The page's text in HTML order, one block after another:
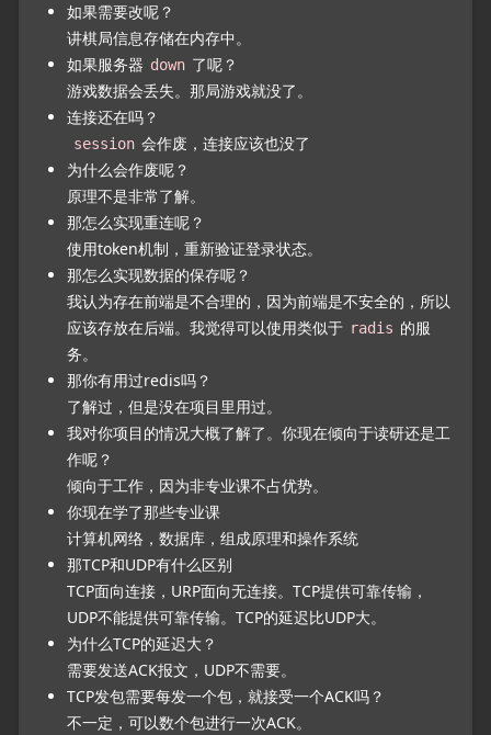
如果需要改呢？
讲棋局信息存储在内存中。
如果服务器 down 了呢？
游戏数据会丢失。那局游戏就没了。
连接还在吗？
session 会作废，连接应该也没了
为什么会作废呢？
原理不是非常了解。
那怎么实现重连呢？
使用token机制，重新验证登录状态。
那怎么实现数据的保存呢？
我认为存在前端是不合理的，因为前端是不安全的，所以
应该存放在后端。我觉得可以使用类似于 radis 的服
务。
那你有用过redis吗？
了解过，但是没在项目里用过。
我对你项目的情况大概了解了。你现在倾向于读研还是工
作呢？
倾向于工作，因为非专业课不占优势。
你现在学了那些专业课
计算机网络，数据库，组成原理和操作系统
那TCP和UDP有什么区别
TCP面向连接，URP面向无连接。TCP提供可靠传输，
UDP不能提供可靠传输。TCP的延迟比UDP大。
为什么TCP的延迟大？
需要发送ACK报文，UDP不需要。
TCP发包需要每发一个包，就接受一个ACK吗？
不一定，可以数个包进行一次ACK。